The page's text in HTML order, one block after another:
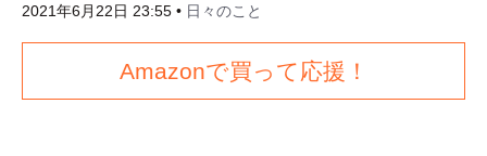
2021年6月22日 23:55 • 日々のこと
Amazonで買って応援！